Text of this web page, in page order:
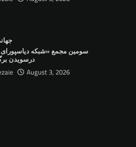
سومین مجمع «شبکه
درسویدن
August 3, 2026